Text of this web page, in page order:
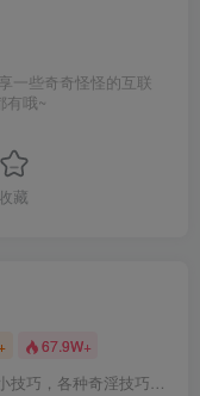
一些奇奇怪怪的互联
有哦~
收藏
67.9W+
分享一些奇奇怪怪的互联网小技巧，各种奇淫技巧都在本站。